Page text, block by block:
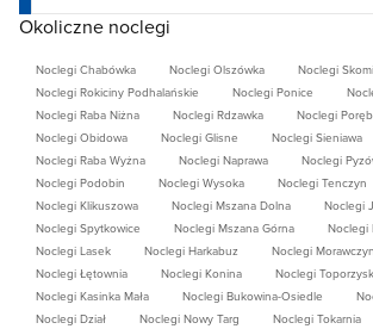
Okoliczne noclegi
Noclegi Chabówka Noclegi Olszówka
Noclegi
Noclegi Rokiciny Podhalańskie
Noclegi Ponice
Noclegi Raba Niżna
Noclegi Rdzawka
Noclegi
Noclegi Obidowa
Noclegi Glisne Noclegi Sieniawa
Noclegi Raba Wyżna
Noclegi Naprawa
Noclegi
Noclegi Podobin
Noclegi Wysoka
Noclegi Tenczyn
Noclegi Klikuszowa
Noclegi Mszana Dolna
Noclegi
Noclegi Spytkowice
Noclegi Mszana Górna
Noclegi
Noclegi Lasek
Noclegi Harkabuz Noclegi
Noclegi Łętownia
Noclegi Konina
Noclegi
Noclegi Kasinka Mała
Noclegi Bukowina-Osiedle
Noclegi Dział
Noclegi Nowy Targ Noclegi Tokarnia